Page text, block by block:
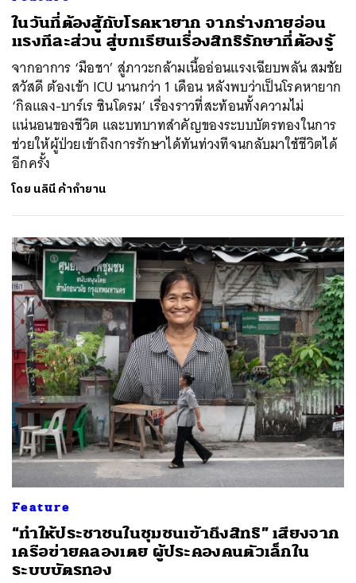
ในวันที่ต้องสู้กับโรคหายาก จากร่างกายอ่อน
แรงทีละส่วน สู่บทเรียนเรื่องสิทธิรักษาที่ต้องรู้
จากอาการ ‘มือชา’ สู่ภาวะกล้ามเนื้ออ่อนแรงเฉียบพลัน สมชัย
สวัสดี ต้องเข้า ICU นานกว่า 1 เดือน หลังพบว่าเป็นโรคหายาก
‘กิลแลง-บาร์เร ซินโดรม’ เรื่องราวที่สะท้อนทั้งความไม่
แน่นอนของชีวิต และบทบาทสำคัญของระบบบัตรทองในการ
ช่วยให้ผู้ป่วยเข้าถึงการรักษาได้ทันท่วงทีจนกลับมาใช้ชีวิตได้
อีกครั้ง
โดย นลินี ค้ากำยาน
Feature
“ทำให้ประชาชนในชุมชนเข้าถึงสิทธิ” เสียงจาก
เครือข่ายคลองเตย ผู้ประคองคนตัวเล็กใน
ระบบบัตรทอง